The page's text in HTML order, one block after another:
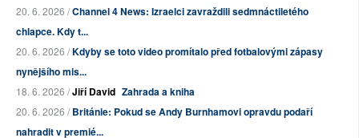
20. 6. 2026 /Channel 4 News: Izraelci zavraždili sedmnáctiletého
chlapce. Kdy t...
20. 6. 2026 /Kdyby se toto video promítalo před fotbalovými zápasy
nynějšího mis...
18. 6. 2026 /Jiří David Zahrada a kniha
20. 6. 2026 /Británie: Pokud se Andy Burnhamovi opravdu podaří
nahradit v premié...